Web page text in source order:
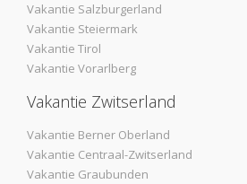
Vakantie Salzburgerland
Vakantie Steiermark
Vakantie Tirol
Vakantie Vorarlberg
Vakantie Zwitserland
Vakantie Berner Oberland
Vakantie Centraal-Zwitserland
Vakantie Graubunden